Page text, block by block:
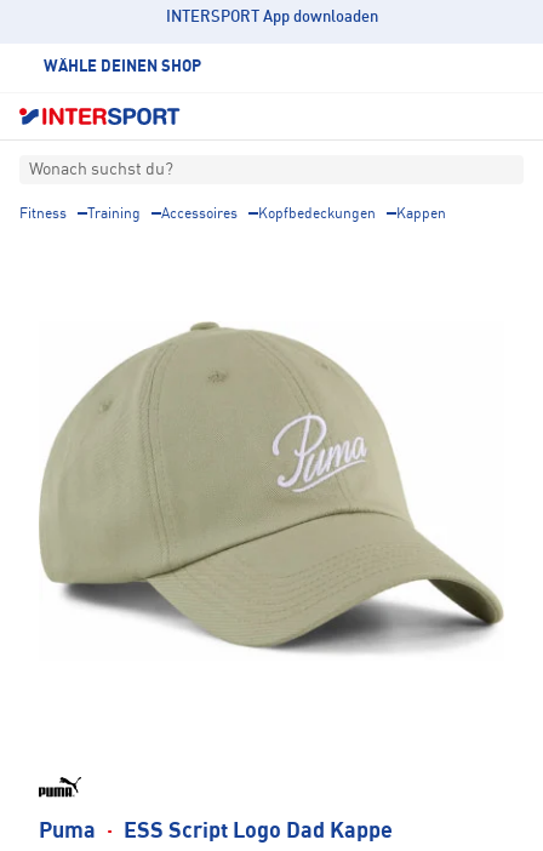
INTERSPORT App downloaden
WÄHLE DEINEN SHOP
Wonach suchst du?
Fitness Training Accessoires Kopfbedeckungen Kappen
Puma · ESS Script Logo Dad Kappe